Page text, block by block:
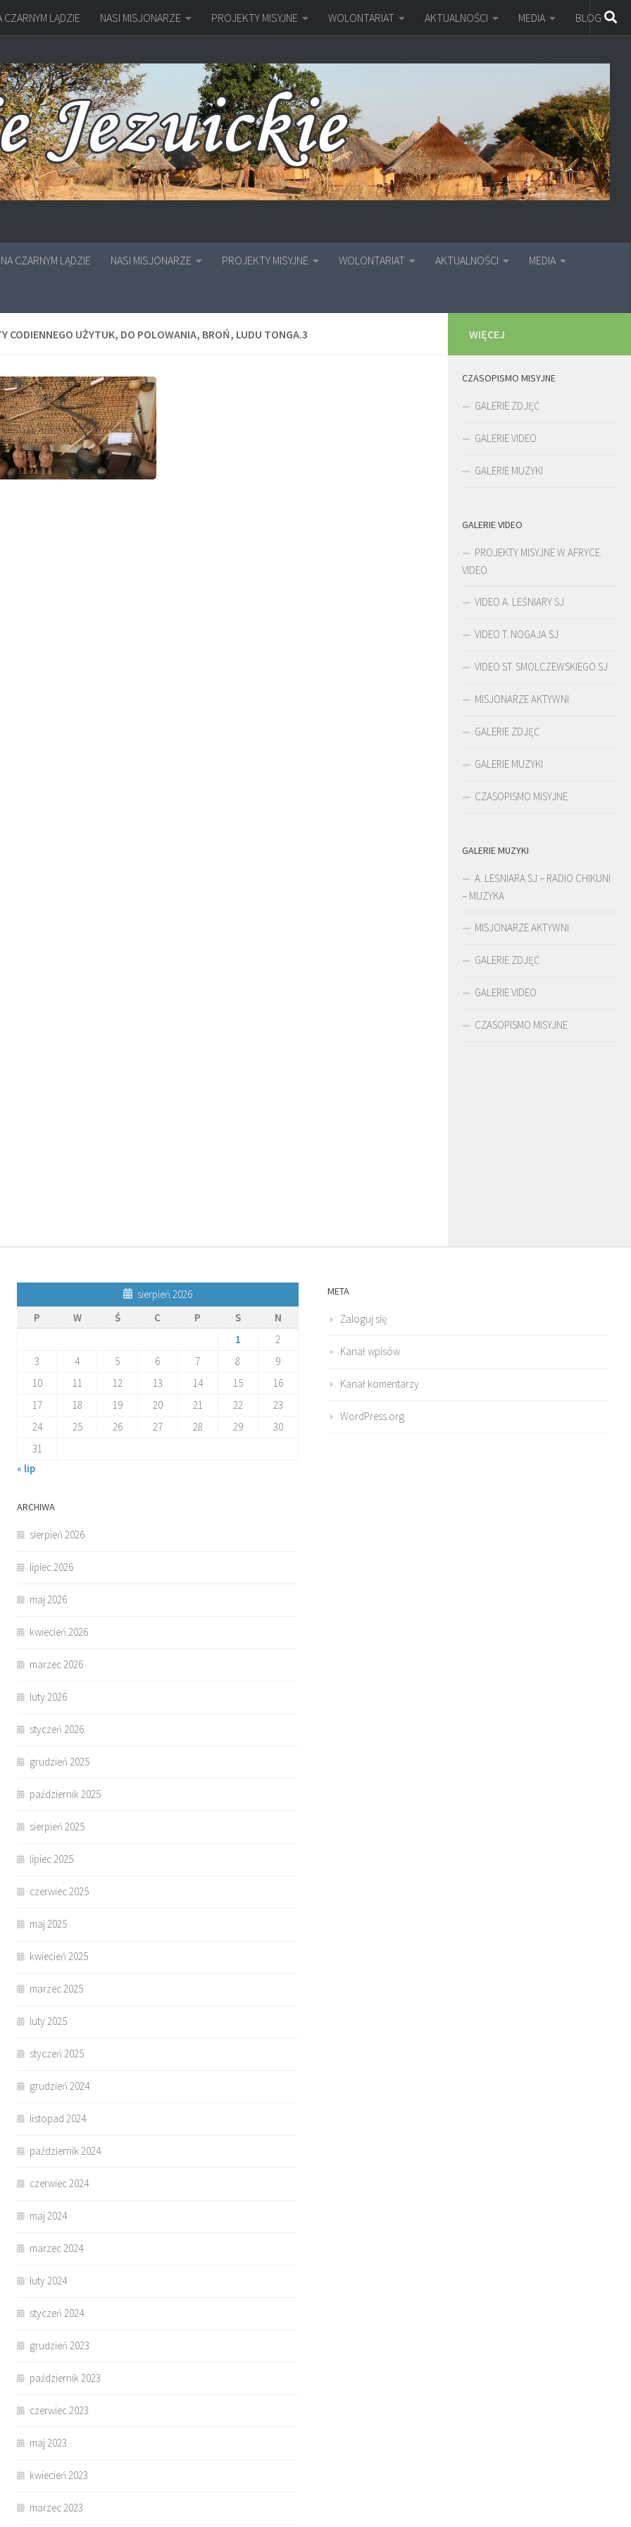
CZARNYM LĄDZIE NASI MISJONARZE PROJEKTY MISYJNE WOLONTARIAT AKTUALNOŚCI MEDIA BLOG
NA CZARNYM LĄDZIE NASI MISJONARZE PROJEKTY MISYJNE WOLONTARIAT AKTUALNOŚCI MEDIA
CODIENNEGO UŻYTUK, DO POLOWANIA, BROŃ, LUDU TONGA.3 WIĘCEJ
CZASOPISMO MISYJNE
GALERIE ZDJĘĆ
GALERIE VIDEO
GALERIE MUZYKI
GALERIE VIDEO
PROJEKTY MISYJNE W AFRYCE.
VIDEO
VIDEO A. LEŚNIARY SJ
VIDEO T. NOGAJA SJ
VIDEO ST. SMOLCZEWSKIEGO SJ
MISJONARZE AKTYWNI
GALERIE ZDJĘĆ
GALERIE MUZYKI
CZASOPISMO MISYJNE
GALERIE MUZYKI
A. LEŚNIARA SJ – RADIO CHIKUNI
– MUZYKA
MISJONARZE AKTYWNI
GALERIE ZDJĘĆ
GALERIE VIDEO
CZASOPISMO MISYJNE
sierpień 2026
P
W Ś C P S
N
1
2
3
4 5 6 7 8
9
10
11 12 13 14 15
16
17
18 19 20 21 22
23
24
25 26 27 28 29
30
31
« lip
ARCHIWA
sierpień 2026
lipiec 2026
maj 2026
kwiecień 2026
marzec 2026
luty 2026
styczeń 2026
grudzień 2025
październik 2025
sierpień 2025
lipiec 2025
czerwiec 2025
maj 2025
kwiecień 2025
marzec 2025
luty 2025
styczeń 2025
grudzień 2024
listopad 2024
październik 2024
czerwiec 2024
maj 2024
marzec 2024
luty 2024
styczeń 2024
grudzień 2023
październik 2023
czerwiec 2023
maj 2023
kwiecień 2023
marzec 2023
META
Zaloguj się
Kanał wpisów
Kanał komentarzy
WordPress.org